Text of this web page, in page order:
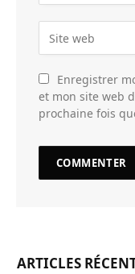
Enregistrer
et mon site web
prochaine fois
ARTICLES